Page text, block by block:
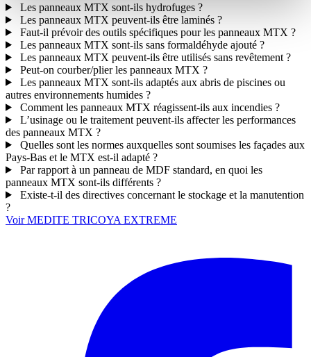
Les panneaux MTX sont-ils hydrofuges ?
Les panneaux MTX peuvent-ils être laminés ?
Faut-il prévoir des outils spécifiques pour les panneaux MTX ?
Les panneaux MTX sont-ils sans formaldéhyde ajouté ?
Les panneaux MTX peuvent-ils être utilisés sans revêtement ?
Peut-on courber/plier les panneaux MTX ?
Les panneaux MTX sont-ils adaptés aux abris de piscines ou
autres environnements humides ?
Comment les panneaux MTX réagissent-ils aux incendies ?
L’usinage ou le traitement peuvent-ils affecter les performances
des panneaux MTX ?
Quelles sont les normes auxquelles sont soumises les façades aux
Pays-Bas et le MTX est-il adapté ?
Par rapport à un panneau de MDF standard, en quoi les
panneaux MTX sont-ils différents ?
Existe-t-il des directives concernant le stockage et la manutention
?
Voir MEDITE TRICOYA EXTREME